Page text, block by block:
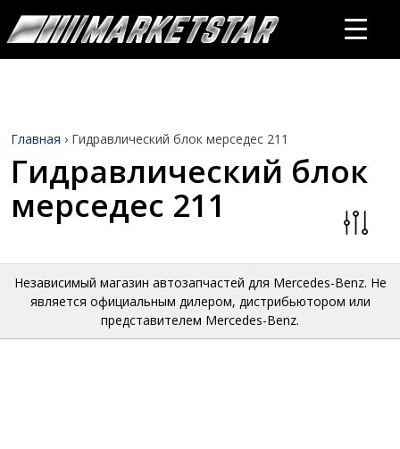
Главная › Гидравлический блок мерседес 211
Гидравлический блок
мерседес 211
Независимый магазин автозапчастей для Mercedes-Benz. Не
является официальным дилером, дистрибьютором или
представителем Mercedes-Benz.